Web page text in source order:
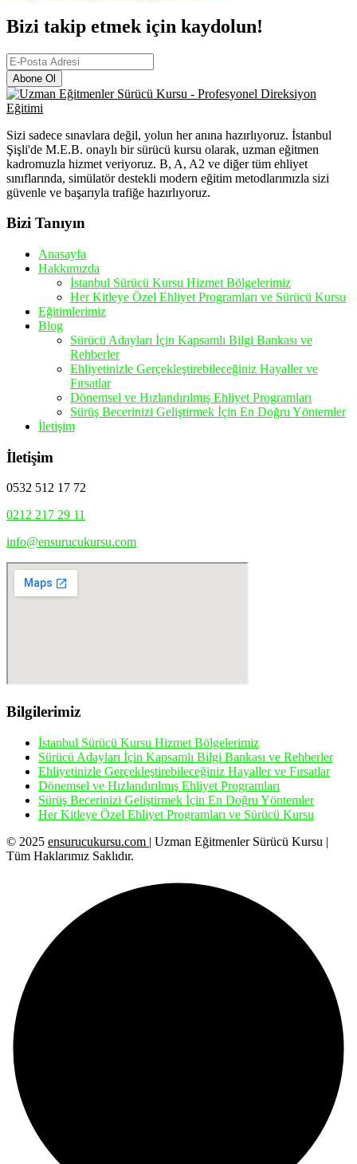
Bizi takip etmek için kaydolun!
Abone Ol
Sizi sadece sınavlara değil, yolun her anına hazırlıyoruz. İstanbul
Şişli'de M.E.B. onaylı bir sürücü kursu olarak, uzman eğitmen
kadromuzla hizmet veriyoruz. B, A, A2 ve diğer tüm ehliyet
sınıflarında, simülatör destekli modern eğitim metodlarımızla sizi
güvenle ve başarıyla trafiğe hazırlıyoruz.
Bizi Tanıyın
Anasayfa
Hakkımızda
İstanbul Sürücü Kursu Hizmet Bölgelerimiz
Her Kitleye Özel Ehliyet Programları ve Sürücü Kursu
Eğitimlerimiz
Blog
Sürücü Adayları İçin Kapsamlı Bilgi Bankası ve
Rehberler
Ehliyetinizle Gerçekleştirebileceğiniz Hayaller ve
Fırsatlar
Dönemsel ve Hızlandırılmış Ehliyet Programları
Sürüş Becerinizi Geliştirmek İçin En Doğru Yöntemler
İletişim
İletişim
0532 512 17 72
0212 217 29 11
info@ensurucukursu.com
Bilgilerimiz
İstanbul Sürücü Kursu Hizmet Bölgelerimiz
Sürücü Adayları İçin Kapsamlı Bilgi Bankası ve Rehberler
Ehliyetinizle Gerçekleştirebileceğiniz Hayaller ve Fırsatlar
Dönemsel ve Hızlandırılmış Ehliyet Programları
Sürüş Becerinizi Geliştirmek İçin En Doğru Yöntemler
Her Kitleye Özel Ehliyet Programları ve Sürücü Kursu
© 2025 ensurucukursu.com | Uzman Eğitmenler Sürücü Kursu |
Tüm Haklarımız Saklıdır.